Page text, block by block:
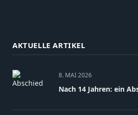
AKTUELLE ARTIKEL
8. MAI 2026
Nach 14 Jahren: ein